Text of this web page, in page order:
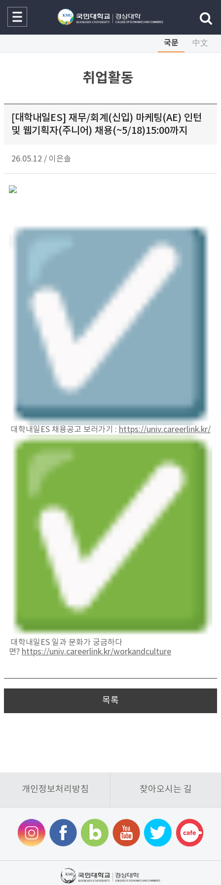
국문 中文
취업활동
[대학내일ES] 재무/회계(신입) 마케팅(AE) 인턴
및 웹기획자(주니어) 채용(~5/18)15:00까지
26.05.12 / 이은솔
대학내일ES 채용공고 보러가기 : https://univ.careerlink.kr/
대학내일ES 일과 문화가 궁금하다
면? https://univ.careerlink.kr/workandculture
목록
개인정보처리방침 찾아오시는 길